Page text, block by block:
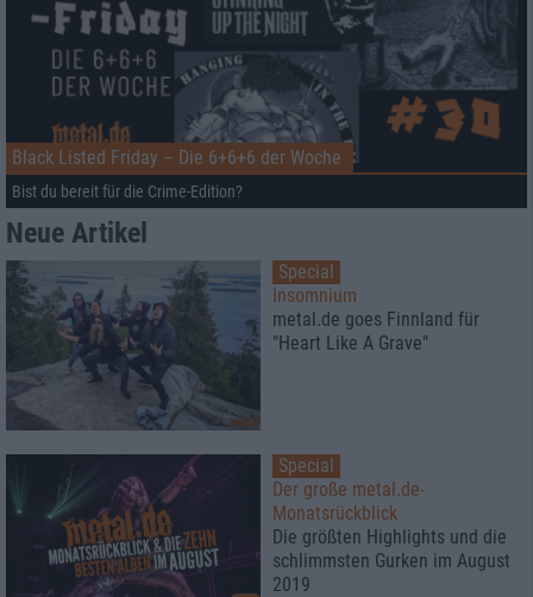
Black Listed Friday – Die 6+6+6 der Woche
Bist du bereit für die Crime-Edition?
Neue Artikel
Special
Insomnium
metal.de goes Finnland für
"Heart Like A Grave"
Special
Der große metal.de-
Monatsrückblick
Die größten Highlights und die
schlimmsten Gurken im August
2019